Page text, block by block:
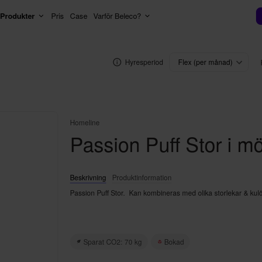
Produkter Pris Case Varför Beleco?
Hyresperiod Flex (per månad)
Homeline
Passion Puff Stor i
Beskrivning
Produktinformation
Passion Puff Stor. Kan kombineras med olika storlekar &
Sparat CO2: 70 kg Bokad